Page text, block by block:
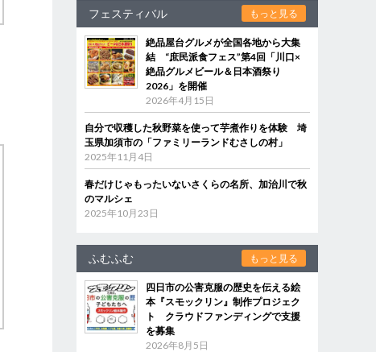
フェスティバル もっと見る
絶品屋台グルメが全国各地から大集
結 “庶民派食フェス”第4回「川口×
絶品グルメビール＆日本酒祭り
2026」を開催
2026年4月15日
自分で収穫した秋野菜を使って芋煮作りを体験 埼
玉県加須市の「ファミリーランドむさしの村」
2025年11月4日
春だけじゃもったいないさくらの名所、加治川で秋
のマルシェ
2025年10月23日
ふむふむ もっと見る
四日市の公害克服の歴史を伝える絵
本『スモックリン』制作プロジェク
ト クラウドファンディングで支援
を募集
2026年8月5日